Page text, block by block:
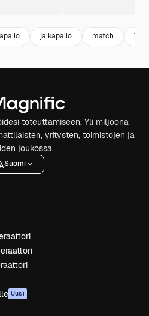
jalkapallo match
toteuttamiseen. Yli miljoona
yritysten, toimistojen ja
joukossa.
Suomi
Uusi